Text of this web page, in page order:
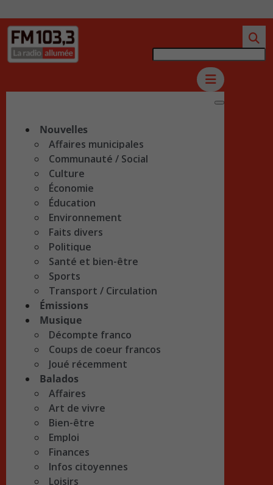
Nouvelles
Affaires municipales
Communauté / Social
Culture
Économie
Éducation
Environnement
Faits divers
Politique
Santé et bien-être
Sports
Transport / Circulation
Émissions
Musique
Décompte franco
Coups de coeur francos
Joué récemment
Balados
Affaires
Art de vivre
Bien-être
Emploi
Finances
Infos citoyennes
Loisirs